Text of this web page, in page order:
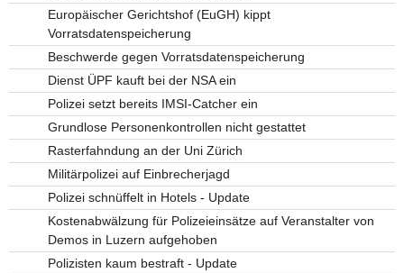
Europäischer Gerichtshof (EuGH) kippt
Vorratsdatenspeicherung
Beschwerde gegen Vorratsdatenspeicherung
Dienst ÜPF kauft bei der NSA ein
Polizei setzt bereits IMSI-Catcher ein
Grundlose Personenkontrollen nicht gestattet
Rasterfahndung an der Uni Zürich
Militärpolizei auf Einbrecherjagd
Polizei schnüffelt in Hotels - Update
Kostenabwälzung für Polizeieinsätze auf Veranstalter von
Demos in Luzern aufgehoben
Polizisten kaum bestraft - Update